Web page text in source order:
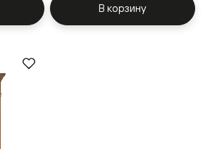
В корзину